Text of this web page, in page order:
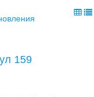
159